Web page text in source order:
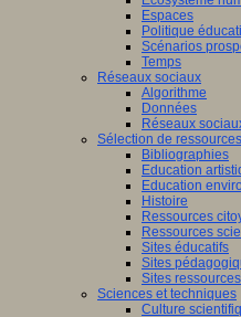
Espaces
Politique
Scénarios
Temps
Réseaux sociaux
Algorithme
Données
Réseaux
Sélection de ressources
Bibliographies
Education
Education
Histoire
Ressources
Ressources
Sites éducatifs
Sites
Sites ressources
Sciences et techniques
Culture